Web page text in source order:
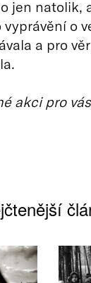
jen natolik,
o
a pro
akci pro